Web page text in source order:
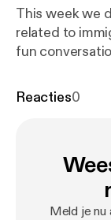
This week we
related to
fun
Reacties0
Meld je nu